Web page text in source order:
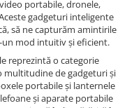
portabile, dronele,
gadgeturi inteligente
să ne capturăm amintirile
un mod intuitiv și eficient.
reprezintă o categorie
multitudine de gadgeturi și
portabile și lanternele
și aparate portabile